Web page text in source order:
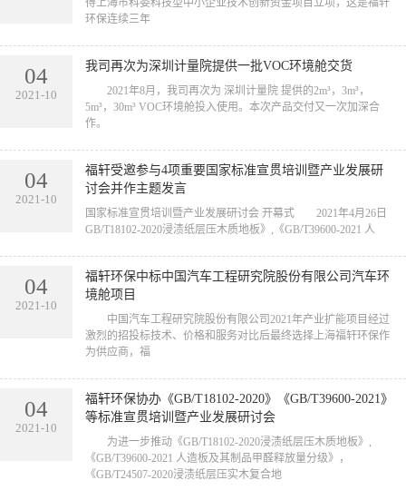
环保连续三年
04
2021-10
我司再次为深圳计量院提供一批VOC环境舱交货
2021年8月，我司再次为 深圳计量院 提供的2m³，3m³，
5m³，30m³ VOC环境舱投入使用。本次产品交付又一次加深合
作。
04
2021-10
福轩受邀参与4项重要国家标准宣贯培训暨产业发展研
讨会并作主题发言
国家标准宣贯培训暨产业发展研讨会 开幕式 2021年4月26日
GB/T18102-2020浸渍纸层压木质地板》,《GB/T39600-2021 人
04
2021-10
福轩环保中标中国汽车工程研究院股份有限公司汽车环
境舱项目
中国汽车工程研究院股份有限公司2021年产业扩能项目经过
激烈的招投标技术、价格和服务对比后最终选择上海福轩环保作
为供应商，福
04
2021-10
福轩环保协办《GB/T18102-2020》《GB/T39600-2021》
等标准宣贯培训暨产业发展研讨会
为进一步推动《GB/T18102-2020浸渍纸层压木质地板》,
《GB/T39600-2021 人造板及其制品甲醛释放量分级》，
《GB/T24507-2020浸渍纸层压实木复合地